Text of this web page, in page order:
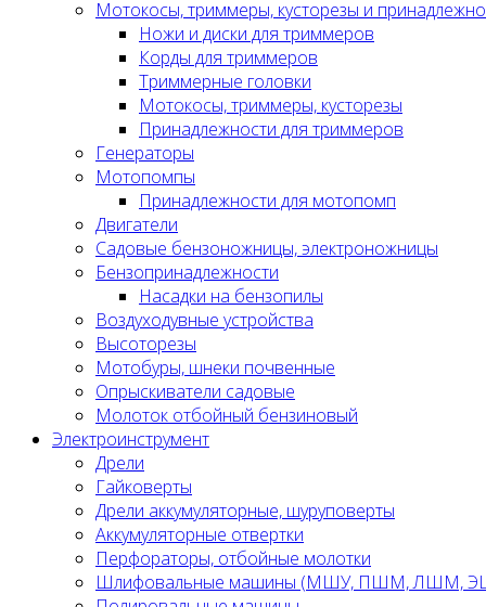
Мотокосы, триммеры, кусторезы и
Ножи и диски для триммеров
Корды для триммеров
Триммерные головки
Мотокосы, триммеры, кусторезы
Принадлежности для триммеров
Генераторы
Мотопомпы
Принадлежности для мотопомп
Двигатели
Садовые бензоножницы, электроножницы
Бензопринадлежности
Насадки на бензопилы
Воздуходувные устройства
Высоторезы
Мотобуры, шнеки почвенные
Опрыскиватели садовые
Молоток отбойный бензиновый
Электроинструмент
Дрели
Гайковерты
Дрели аккумуляторные, шуруповерты
Аккумуляторные отвертки
Перфораторы, отбойные молотки
Шлифовальные машины (МШУ, ПШМ, ЛШМ,